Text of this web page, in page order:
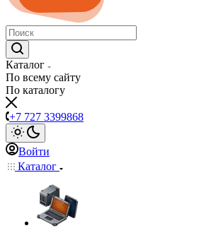
Каталог
По всему сайту
По каталогу
+7 727 3399868
Войти
Каталог